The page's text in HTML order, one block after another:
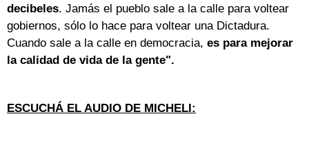
decibeles. Jamás el pueblo sale a la calle para voltear
gobiernos, sólo lo hace para voltear una Dictadura.
Cuando sale a la calle en democracia, es para mejorar
la calidad de vida de la gente".
ESCUCHÁ EL AUDIO DE MICHELI: